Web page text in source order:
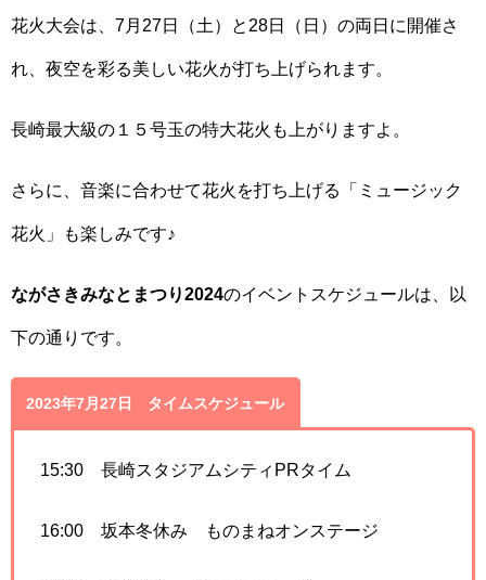
花火大会は、7月27日（土）と28日（日）の両日に開催さ
れ、夜空を彩る美しい花火が打ち上げられます。
長崎最大級の１５号玉の特大花火も上がりますよ。
さらに、音楽に合わせて花火を打ち上げる「ミュージック
花火」も楽しみです♪
ながさきみなとまつり2024のイベントスケジュールは、以
下の通りです。
2023年7月27日 タイムスケジュール
15:30 長崎スタジアムシティPRタイム
16:00 坂本冬休み ものまねオンステージ